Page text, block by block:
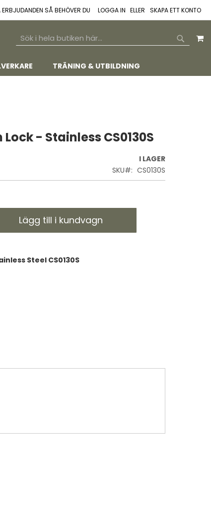
SÅ BEHÖVER DU LOGGA IN SKAPA ETT KONTO
SEARCH
TRÄNING & UTBILDNING
- Stainless CS0130S
I LAGER
SKU
CS0130S
Lägg till i kundvagn
Steel CS0130S